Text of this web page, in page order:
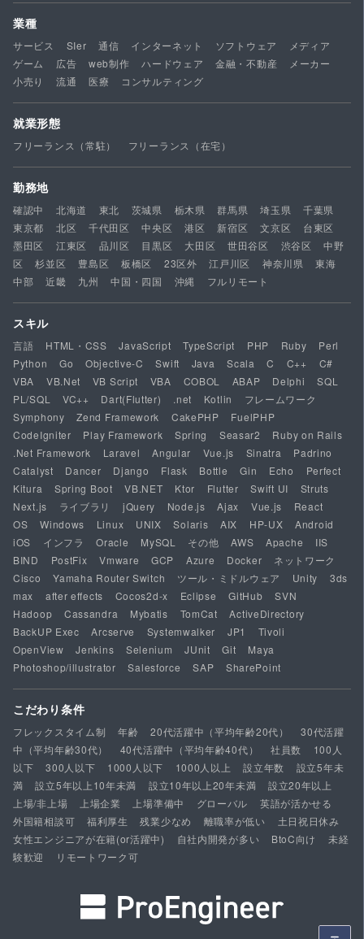
業種
サービス SIer 通信 インターネット ソフトウェア
メディア
ゲーム
広告 web制作 ハードウェア 金融・不動産
メーカー
小売り
流通 医療 コンサルティング
就業形態
フリーランス（常駐） フリーランス（在宅）
勤務地
確認中 北海道 東北 茨城県 栃木県 群馬県 埼玉県
千葉県
東京都
北区 千代田区 中央区 港区 新宿区 文京区
台東区
墨田区
江東区 品川区 目黒区 大田区 世田谷区 渋谷区
中野
区
杉並区 豊島区 板橋区 23区外 江戸川区 神奈川県
東海
中部
近畿 九州 中国・四国 沖縄 フルリモート
スキル
言語 HTML・CSS JavaScript TypeScript PHP Ruby
Perl
Python
Go Objective-C Swift Java Scala C C++
C#
VBA
VB.Net VB Script VBA COBOL ABAP Delphi
SQL
PL/SQL
VC++ Dart(Flutter) .net Kotlin
フレームワーク
Symphony
Zend Framework CakePHP
FuelPHP
CodeIgniter
Play Framework Spring Seasar2
Ruby on Rails
.Net Framework
Laravel Angular Vue.js Sinatra
Padrino
Catalyst
Dancer Django Flask Bottle Gin Echo
Perfect
Kitura
Spring Boot VB.NET Ktor Flutter Swift UI
Struts
Next.js
ライブラリ jQuery Node.js Ajax Vue.js
React
OS
Windows Linux UNIX Solaris AIX HP-UX
Android
iOS
インフラ Oracle MySQL その他 AWS Apache
IIS
BIND
PostFix Vmware GCP Azure Docker
ネットワーク
Cisco
Yamaha Router Switch ツール・ミドルウェア Unity
3ds
max
after effects Cocos2d-x Eclipse GitHub
SVN
Hadoop
Cassandra Mybatis TomCat
ActiveDirectory
BackUP Exec
Arcserve Systemwalker JP1
Tivoli
OpenView
Jenkins Selenium JUnit Git
Maya
Photoshop/illustrator
Salesforce SAP SharePoint
こだわり条件
フレックスタイム制 年齢 20代活躍中（平均年齢20代）
30代活躍
中（平均年齢30代）
40代活躍中（平均年齢40代） 社員数
100人
以下
300人以下 1000人以下 1000人以上 設立年数
設立5年未
満
設立5年以上10年未満 設立10年以上20年未満
設立20年以上
上場/非上場
上場企業 上場準備中 グローバル
英語が活かせる
外国籍相談可
福利厚生 残業少なめ 離職率が低い
土日祝日休み
女性エンジニアが在籍(or活躍中)
自社内開発が多い BtoC向け
未経
験歓迎
リモートワーク可